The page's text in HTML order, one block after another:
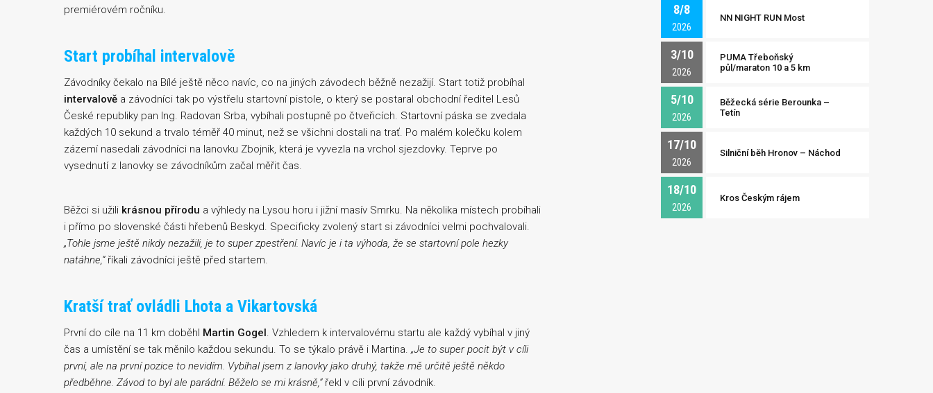
premiérovém ročníku.
Start probíhal intervalově
Závodníky čekalo na Bílé ještě něco navíc, co na jiných závodech běžně nezažijí. Start totiž probíhal
intervalově a závodníci tak po výstřelu startovní pistole, o který se postaral obchodní ředitel Lesů
České republiky pan Ing. Radovan Srba, vybíhali postupně po čtveřicích. Startovní páska se zvedala
každých 10 sekund a trvalo téměř 40 minut, než se všichni dostali na trať. Po malém kolečku kolem
zázemí nasedali závodníci na lanovku Zbojník, která je vyvezla na vrchol sjezdovky. Teprve po
vysednutí z lanovky se závodníkům začal měřit čas.
Běžci si užili krásnou přírodu a výhledy na Lysou horu i jižní masív Smrku. Na několika místech probíhali
i přímo po slovenské části hřebenů Beskyd. Specificky zvolený start si závodníci velmi pochvalovali.
„Tohle jsme ještě nikdy nezažili, je to super zpestření. Navíc je i ta výhoda, že se startovní pole hezky
natáhne,“říkali závodníci ještě před startem.
Kratší trať ovládli Lhota a Vikartovská
První do cíle na 11 km doběhl Martin Gogel. Vzhledem k intervalovému startu ale každý vybíhal v jiný
čas a umístění se tak měnilo každou sekundu. To se týkalo právě i Martina. „Je to super pocit být v cíli
první, ale na první pozice to nevidím. Vybíhal jsem z lanovky jako druhý, takže mě určitě ještě někdo
předběhne. Závod to byl ale parádní. Běželo se mi krásně,“řekl v cíli první závodník.
8/8
2026
NN NIGHT RUN Most
3/10
2026
PUMA Třeboňský
půl/maraton 10 a 5 km
5/10
2026
Běžecká série Berounka –
Tetín
17/10
2026
Silniční běh Hronov – Náchod
18/10
2026
Kros Českým rájem